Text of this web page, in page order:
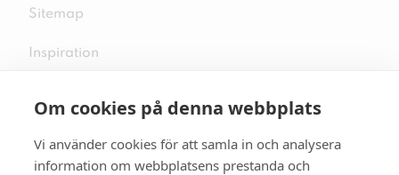
Om cookies på denna webbplats
Vi använder cookies för att samla in och analysera
information om webbplatsens prestanda och
Sitemap
Inspiration
Följ oss på sociala medier